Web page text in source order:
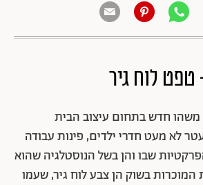
טפט לוח גיר
משהו חדש בתחום עיצוב הבית
לא מעט חדרי ילדים, פינות עבודה
שבו והן בשל הנוסטלגיה שהוא
המוכרות בשוק הן צבע לוח גיר, שעמו